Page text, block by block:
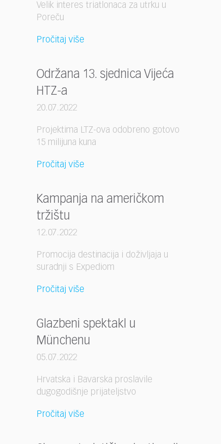
Velik interes triatlonaca za utrku u
Poreču
Pročitaj više
Održana 13. sjednica Vijeća
HTZ-a
20.07.2022
Projektima LTZ-ova odobreno gotovo
15 milijuna kuna
Pročitaj više
Kampanja na američkom
tržištu
12.07.2022
Promocija destinacija i doživljaja u
suradnji s Expediom
Pročitaj više
Glazbeni spektakl u
Münchenu
05.07.2022
Hrvatska i Bavarska proslavile
dugogodišnje prijateljstvo
Pročitaj više